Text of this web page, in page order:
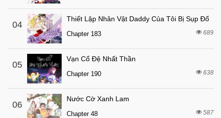
04
Thiết Lập Nhân Vật Daddy Của Tôi Bị Sụp Đổ
Chapter 183 689
05
Vạn Cổ Đệ Nhất Thần
Chapter 190 638
06
Nước Cờ Xanh Lam
Chapter 48 587